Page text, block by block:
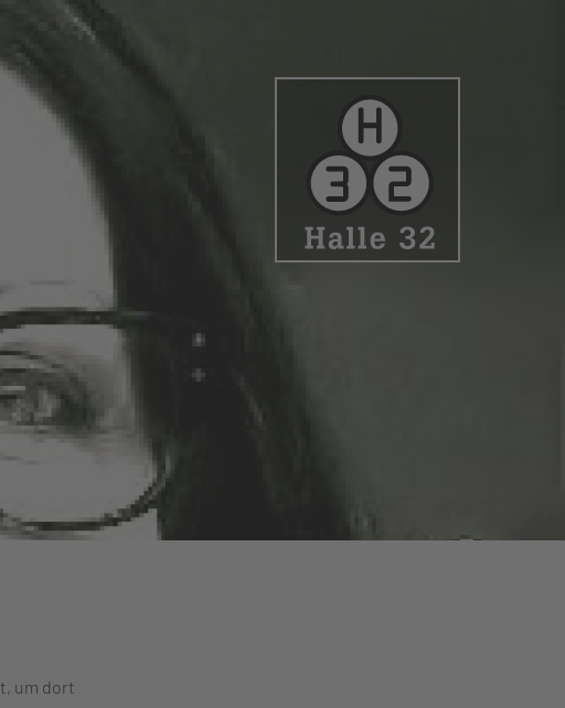
um dort